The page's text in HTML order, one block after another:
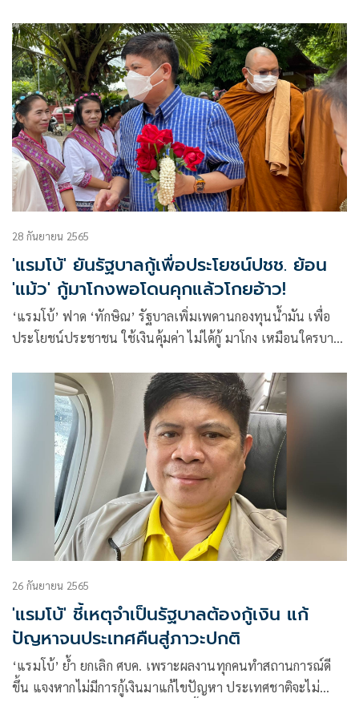
ทำหน้าที่ต่อครบเทอม
28 กันยายน 2565
'แรมโบ้' ยันรัฐบาลกู้เพื่อประโยชน์ปชช. ย้อน
'แม้ว' กู้มาโกงพอโดนคุกแล้วโกยอ้าว!
‘แรมโบ้’ ฟาด ‘ทักษิณ’ รัฐบาลเพิ่มเพดานกองทุนน้ำมัน เพื่อ
ประโยชน์ประชาชน ใช้เงินคุ้มค่า ไม่ได้กู้ มาโกง เหมือนใครบาง
ประเทศไม่ได้ตราบเท่าทุกวันนี้
26 กันยายน 2565
'แรมโบ้' ชี้เหตุจำเป็นรัฐบาลต้องกู้เงิน แก้
ปัญหาจนประเทศคืนสู่ภาวะปกติ
‘แรมโบ้’ ย้ำ ยกเลิก ศบค. เพราะผลงานทุกคนทำสถานการณ์ดี
ขึ้น แจงหากไม่มีการกู้เงินมาแก้ไขปัญหา ประเทศชาติจะไม่